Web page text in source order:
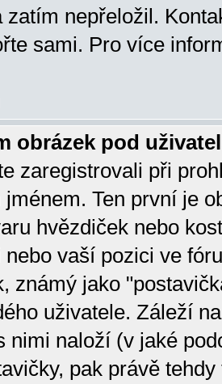
zatím nepřeložil.
sami. Pro více
obrázek pod
zaregistrovali při
Ten první je
hvězdiček nebo
vaší pozici ve
známý jako
uživatele. Záleží
nimi naloží (v jaké
pak právě